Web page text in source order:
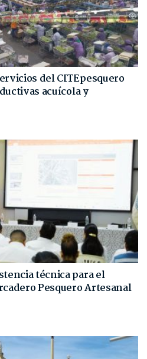
del CITEpesquero
acuícola y
técnica para el
Pesquero Artesanal